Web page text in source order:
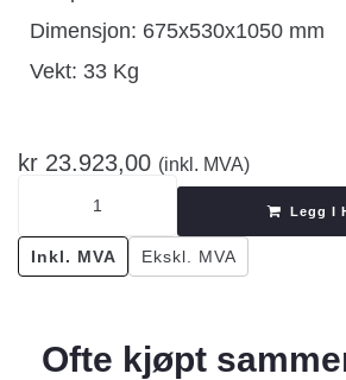
Dimensjon: 675x530x1050 mm
Vekt: 33 Kg
kr 23.923,00 (inkl. MVA)
Legg I
Inkl. MVA Ekskl. MVA
Ofte kjøpt